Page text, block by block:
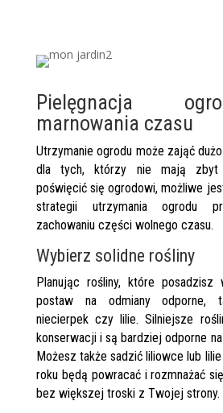
Pielęgnacja
marnowania czasu
Utrzymanie ogrodu może zająć
dla tych, którzy nie mają zbyt
poświęcić się ogrodowi, możliwe
strategii utrzymania ogrodu
zachowaniu części wolnego czasu.
Wybierz solidne rośliny
Planując rośliny, które
postaw na odmiany odporne,
niecierpek czy lilie. Silniejsze
konserwacji i są bardziej odporne
Możesz także sadzić liliowce lub
roku będą powracać i rozmnażać
bez większej troski z Twojej strony.